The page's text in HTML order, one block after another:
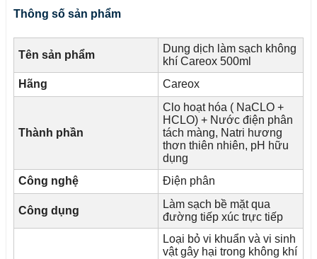
Thông số sản phẩm
Tên sản phẩm
Dung dịch làm sạch không
khí Careox 500ml
Hãng
Careox
Thành phần
Clo hoạt hóa ( NaCLO +
HCLO) + Nước điện phân
tách màng, Natri hương
thơn thiên nhiên, pH hữu
dụng
Công nghệ
Điện phân
Công dụng
Làm sạch bề mặt qua
đường tiếp xúc trực tiếp
Loại bỏ vi khuẩn và vi sinh
vật gây hại trong không khí